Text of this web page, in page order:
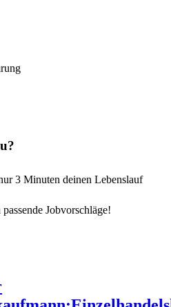
3 Minuten deinen Lebenslauf
Jobvorschläge!